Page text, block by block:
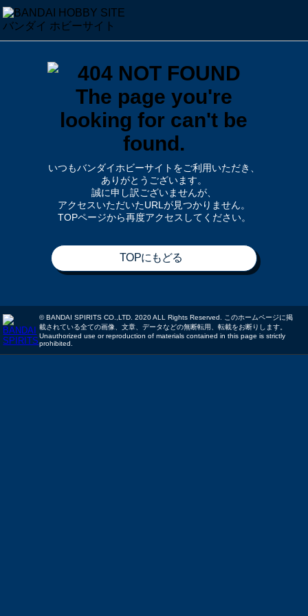
いつもバンダイホビーサイトをご利用いただき、
ありがとうございます。
誠に申し訳ございませんが、
アクセスいただいたURLが見つかりません。
TOPページから再度アクセスしてください。
TOPにもどる
© BANDAI SPIRITS CO.,LTD. 2020 ALL Rights Reserved. このホームページに掲
載されている全ての画像、文章、データなどの無断転用、転載をお断りします。
Unauthorized use or reproduction of materials contained in this page is strictly
prohibited.